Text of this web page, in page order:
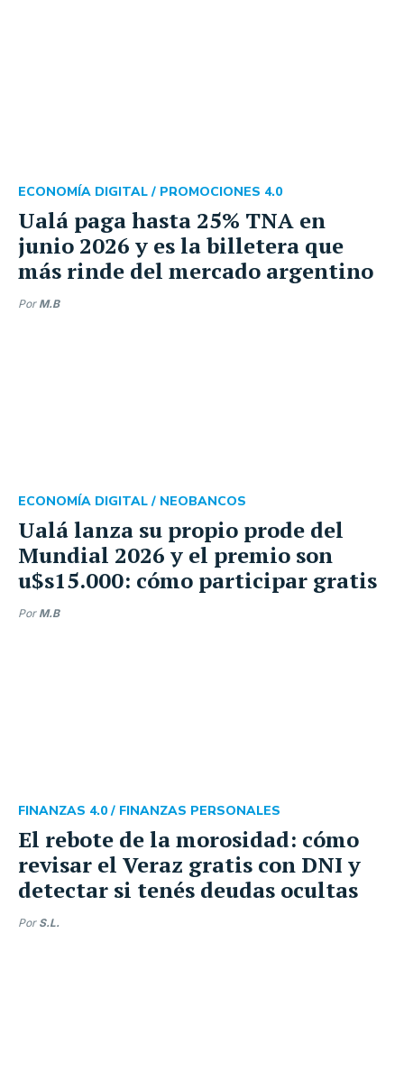
Ualá paga hasta 25% TNA en
junio 2026 y es la billetera que
más rinde del mercado argentino
ECONOMÍA DIGITAL / PROMOCIONES 4.0
Por M.B
Ualá lanza su propio prode del
Mundial 2026 y el premio son
u$s15.000: cómo participar gratis
ECONOMÍA DIGITAL / NEOBANCOS
Por M.B
El rebote de la morosidad: cómo
revisar el Veraz gratis con DNI y
detectar si tenés deudas ocultas
FINANZAS 4.0 / FINANZAS PERSONALES
Por S.L.